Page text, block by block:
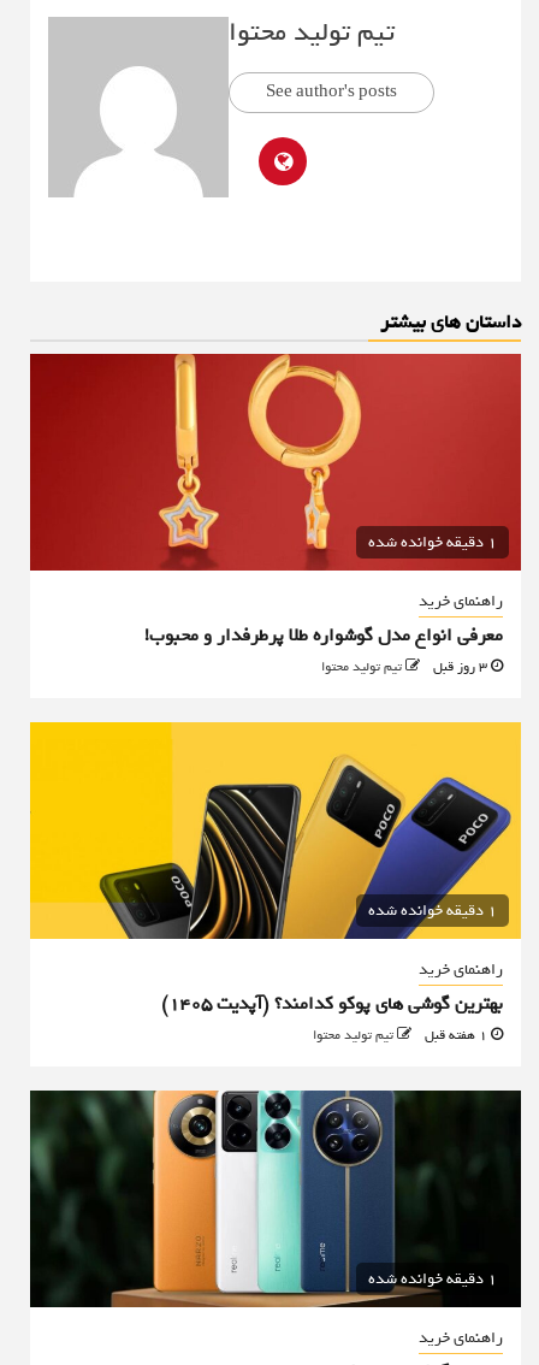
تیم تولید محتوا
See author's posts
داستان های بیشتر
1 دقیقه خوانده شده
راهنمای خرید
معرفی انواع مدل گوشواره طلا پرطرفدار و محبوب!
تیم تولید محتوا
1 دقیقه خوانده شده
راهنمای خرید
بهترین گوشی های پوکو کدامند؟ (آپدیت ۱۴۰۵)
تیم تولید محتوا
1 دقیقه خوانده شده
راهنمای خرید